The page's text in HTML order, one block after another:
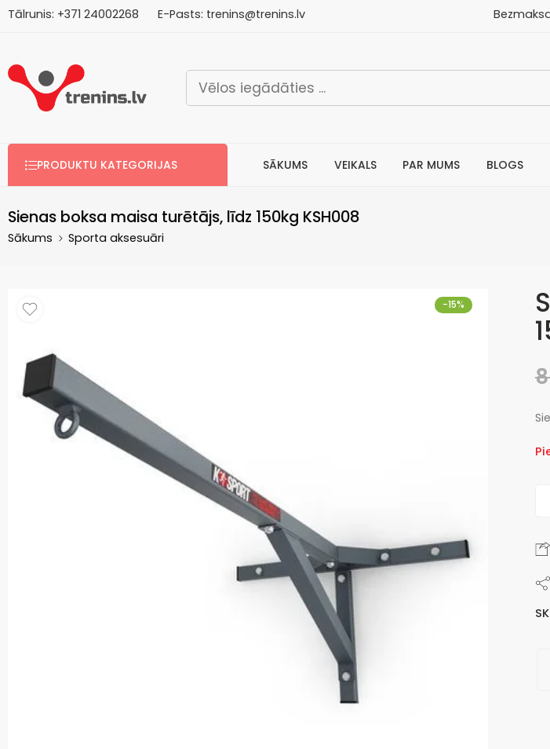
Tālrunis: +371 24002268 E-Pasts: trenins@trenins.lv Bezmaksas piegāde uz
PRODUKTU KATEGORIJAS SĀKUMS VEIKALS PAR MUMS BLOGS
Sienas boksa maisa turētājs, līdz 150kg KSH008
Sākums Sporta aksesuāri
-15%